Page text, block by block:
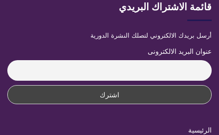
قائمة الاشتراك البريدي
أرسل بريدك الالكتروني لتصلك النشرة الدورية
عنوان البريد الالكترونى
الرئيسية